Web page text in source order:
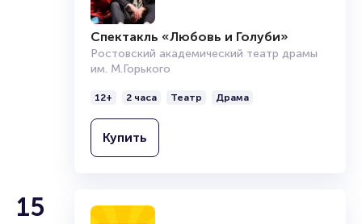
Спектакль «Любовь и Голуби»
Ростовский академический театр драмы
им. М.Горького
12+ 2 часа Театр Драма
Купить
15